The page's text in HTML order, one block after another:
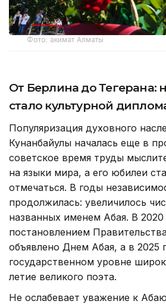
Фото: акимат Алматы
От Берлина до Тегерана:
стало культурной
Популяризация духовного
Кунанбайулы началась еще в
советское время труды
на языки мира, а его юбилеи
отмечаться. В годы
продолжилась: увеличилось
названных именем Абая. В 2020
постановлением
объявлено Днем Абая, а в 2025
государственном уровне
летие великого поэта.
Не ослабевает уважение к